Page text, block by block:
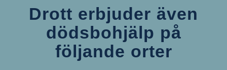
Drott erbjuder även
dödsbohjälp på
följande orter